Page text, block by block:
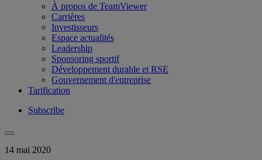
À propos de TeamViewer
Carrières
Investisseurs
Espace actualités
Leadership
Sponsoring sportif
Développement durable et RSE
Gouvernement d'entreprise
Tarification
Subscribe
14 mai 2020